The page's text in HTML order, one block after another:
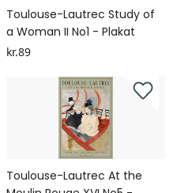
Toulouse-Lautrec Study of
a Woman II No1 - Plakat
kr.89
Toulouse-Lautrec At the